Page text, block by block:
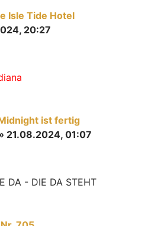
Isle Tide Hotel
20:27
ist fertig
21.08.2024, 01:07
DA - DIE DA STEHT